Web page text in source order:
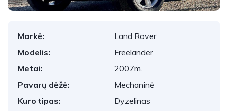
Markė:
Land Rover
Modelis:
Freelander
Metai:
2007m.
Pavarų dėžė:
Mechaninė
Kuro tipas:
Dyzelinas